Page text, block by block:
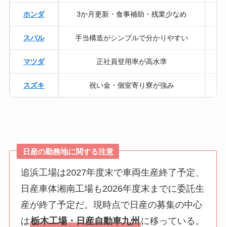
ホンダ 3か月更新・食事補助・残業少なめ
スバル 手当構造がシンプルで分かりやすい
マツダ 正社員登用率が高水準
スズキ 祝い金・個室寄り寮が強み
日産の勤務地に関する注意
追浜工場は2027年度末で車両生産終了予定、
日産車体湘南工場も2026年度末までに委託生
産が終了予定だ。現時点で日産の募集の中心
は栃木工場・日産自動車九州に移っている。